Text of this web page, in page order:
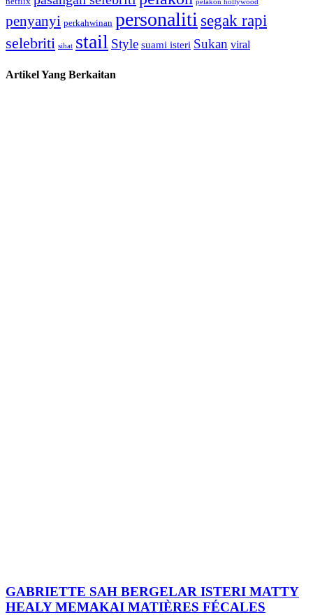
penyanyi perkahwinan personalitisegak rapi
selebriti sihat stail Style suami isteri Sukan viral
Artikel Yang Berkaitan
GABRIETTE SAH BERGELAR ISTERI MATTY
HEALY MEMAKAI MATIÈRES FÉCALES